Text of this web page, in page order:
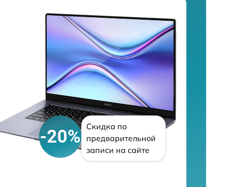
-20%
Скидка по
предварительной
записи на сайте